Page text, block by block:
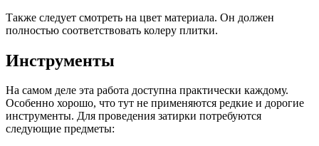
Также следует смотреть на цвет материала. Он должен
полностью соответствовать колеру плитки.
Инструменты
На самом деле эта работа доступна практически каждому.
Особенно хорошо, что тут не применяются редкие и дорогие
инструменты. Для проведения затирки потребуются
следующие предметы: